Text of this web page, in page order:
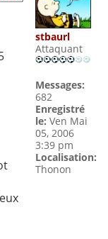
stbaurl
Attaquant
Messages:
682
Enregistré
le: Ven Mai
05, 2006
3:39 pm
Localisation:
Thonon